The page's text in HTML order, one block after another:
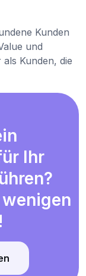
Kunden
und
Kunden, die
Ihr